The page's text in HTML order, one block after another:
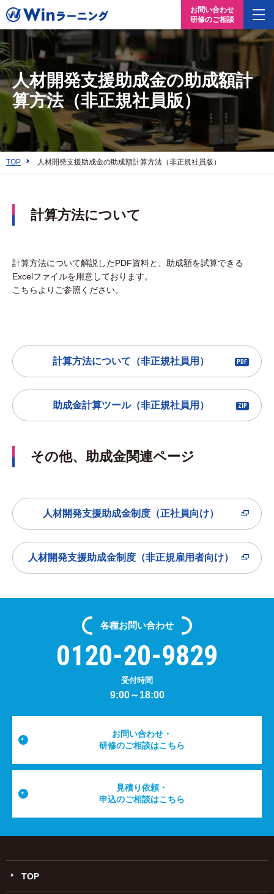
お問い合わせ
研修のご相談
人材開発支援助成金の助成額計
算方法（非正規社員版）
TOP 人材開発支援助成金の助成額計算方法（非正規社員版）
計算方法について
計算方法について解説したPDF資料と、助成額を試算できる
Excelファイルを用意しております。
こちらよりご参照ください。
計算方法について（非正規社員用）
助成金計算ツール（非正規社員用）
その他、助成金関連ページ
人材開発支援助成金制度（正社員向け）
人材開発支援助成金制度（非正規雇用者向け）
各種お問い合わせ
0120-20-9829
受付時間
9:00～18:00
お問い合わせ・
研修のご相談はこちら
見積り依頼・
申込のご相談はこちら
TOP